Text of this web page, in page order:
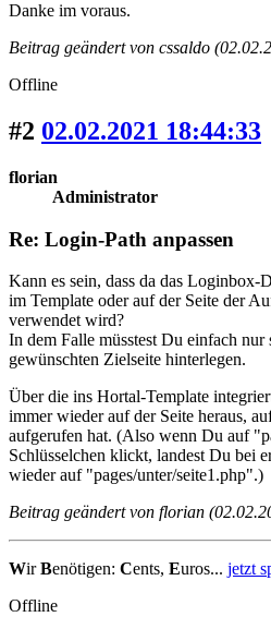
Danke im voraus.
Beitrag geändert von cssaldo
Offline
#2 02.02.2021 18:44:33
florian
Administrator
Re: Login-Path anpassen
Kann es sein, dass da das
im Template oder auf der Seite der
verwendet wird?
In dem Falle müsstest Du einfach
gewünschten Zielseite hinterlegen.
Über die ins Hortal-Template
immer wieder auf der Seite heraus,
aufgerufen hat. (Also wenn Du auf
Schlüsselchen klickt, landest Du bei
wieder auf "pages/unter/seite1.php".)
Beitrag geändert von florian
WirBenötigen: Cents, Euros... jetzt
Offline